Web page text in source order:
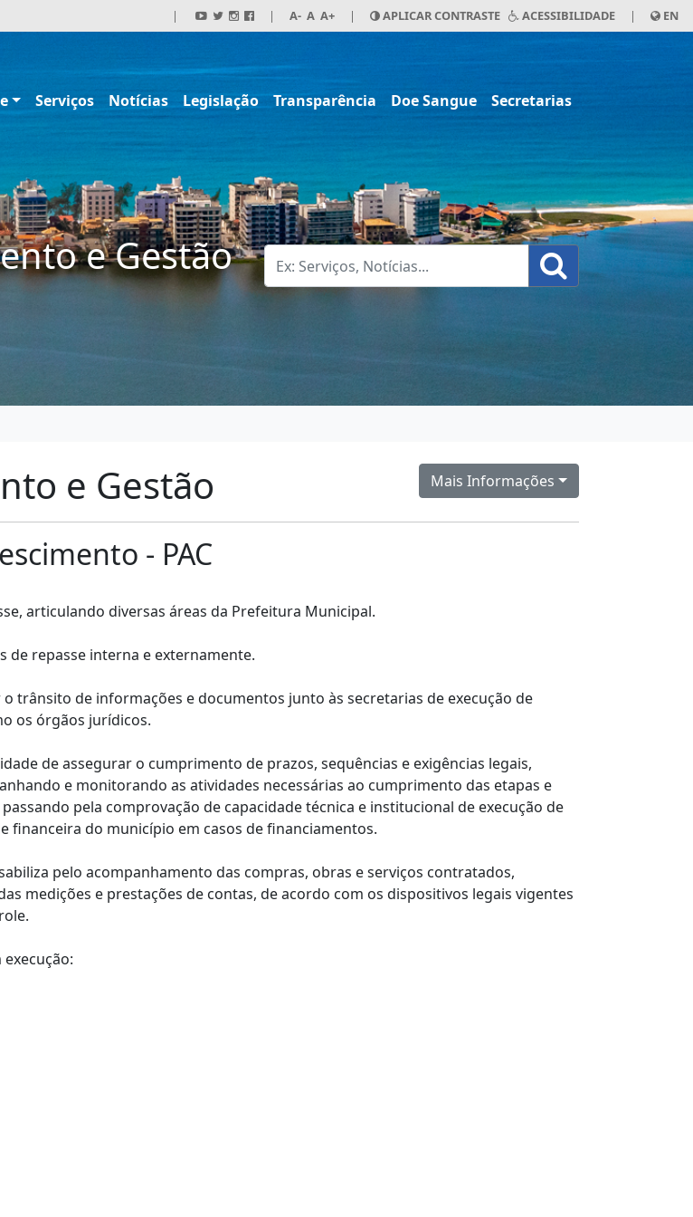
| | A- A A+ | APLICAR CONTRASTE ACESSIBILIDADE | EN
Serviços Notícias Legislação Transparência Doe Sangue Secretarias
e Gestão
Mais Informações
e Gestão
- PAC
articulando diversas áreas da Prefeitura Municipal.
de repasse interna e externamente.
trânsito de informações e documentos junto às secretarias de execução de
os órgãos jurídicos.
de assegurar o cumprimento de prazos, sequências e exigências legais,
e monitorando as atividades necessárias ao cumprimento das etapas e
pela comprovação de capacidade técnica e institucional de execução de
financeira do município em casos de financiamentos.
pelo acompanhamento das compras, obras e serviços contratados,
medições e prestações de contas, de acordo com os dispositivos legais vigentes